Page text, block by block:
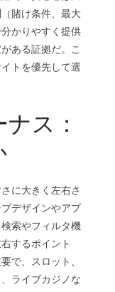
賭け条件、最大
かりやすく提供
ある証拠だ。こ
トを優先して選
ス：
に大きく左右さ
デザインやアプ
索やフィルタ機
するポイント
で、スロット、
ライブカジノな